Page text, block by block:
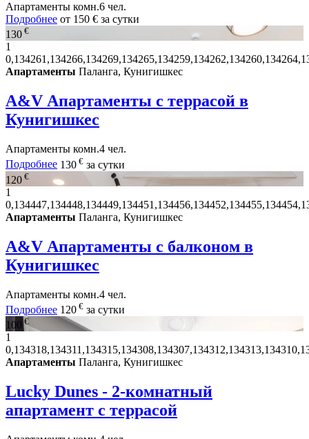
Апартаменты комн.6 чел.
Подробнее от 150 € за сутки
130 €
1
Апартаменты Паланга, Кунигишкес
A&V Апартаменты с террасой в
Кунигишкес
Апартаменты комн.4 чел.
Подробнее 130 € за сутки
120 €
1
Апартаменты Паланга, Кунигишкес
A&V Апартаменты с балконом в
Кунигишкес
Апартаменты комн.4 чел.
Подробнее 120 € за сутки
100€
1
Апартаменты Паланга, Кунигишкес
Lucky Dunes - 2-комнатный
апартамент с террасой